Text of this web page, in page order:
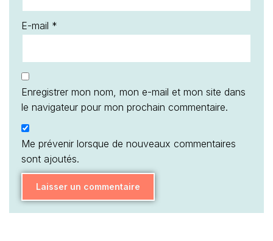
E-mail *
Enregistrer mon nom, mon e-mail et mon site dans
le navigateur pour mon prochain commentaire.
Me prévenir lorsque de nouveaux commentaires
sont ajoutés.